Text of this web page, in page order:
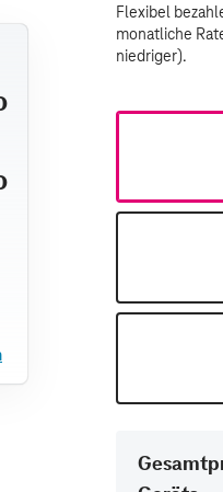
Flexibel
monatliche
niedriger).